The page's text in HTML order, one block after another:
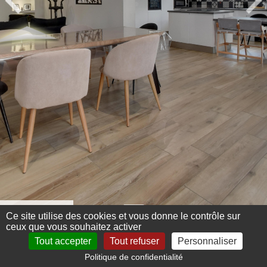
Menu 360°
Ce site utilise des cookies et vous donne le contrôle sur
ceux que vous souhaitez activer
Tout accepter
Tout refuser Personnaliser
Politique de confidentialité